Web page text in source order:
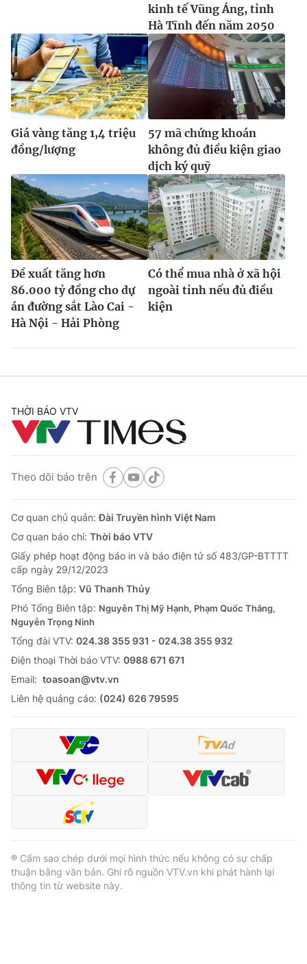
kinh tế Vũng Áng, tỉnh
Hà Tĩnh đến năm 2050
Giá vàng tăng 1,4 triệu
đồng/lượng
57 mã chứng khoán
không đủ điều kiện giao
dịch ký quỹ
Đề xuất tăng hơn
86.000 tỷ đồng cho dự
án đường sắt Lào Cai -
Hà Nội - Hải Phòng
Có thể mua nhà ở xã hội
ngoài tỉnh nếu đủ điều
kiện
THỜI BÁO VTV
Theo dõi báo trên
Cơ quan chủ quản:Đài Truyền hình Việt Nam
Cơ quan báo chí: Thời báo VTV
Giấy phép hoạt động báo in và báo điện tử số 483/GP-BTTTT
cấp ngày 29/12/2023
Tổng Biên tập: Vũ Thanh Thủy
Phó Tổng Biên tập: Nguyễn Thị Mỹ Hạnh, Phạm Quốc Thắng,
Nguyễn Trọng Ninh
Tổng đài VTV: 024.38 355 931 - 024.38 355 932
Ðiện thoại Thời báo VTV: 0988 671 671
Email: toasoan@vtv.vn
Liên hệ quảng cáo: (024) 626 79595
® Cấm sao chép dưới mọi hình thức nếu không có sự chấp
thuận bằng văn bản. Ghi rõ nguồn VTV.vn khi phát hành lại
thông tin từ website này.